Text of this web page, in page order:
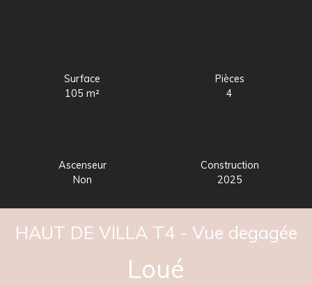
Surface
105m²
Pièces
4
Ascenseur
Non
Construction
2025
HAUT DE VILLA T4 - Vue degagée
Loué